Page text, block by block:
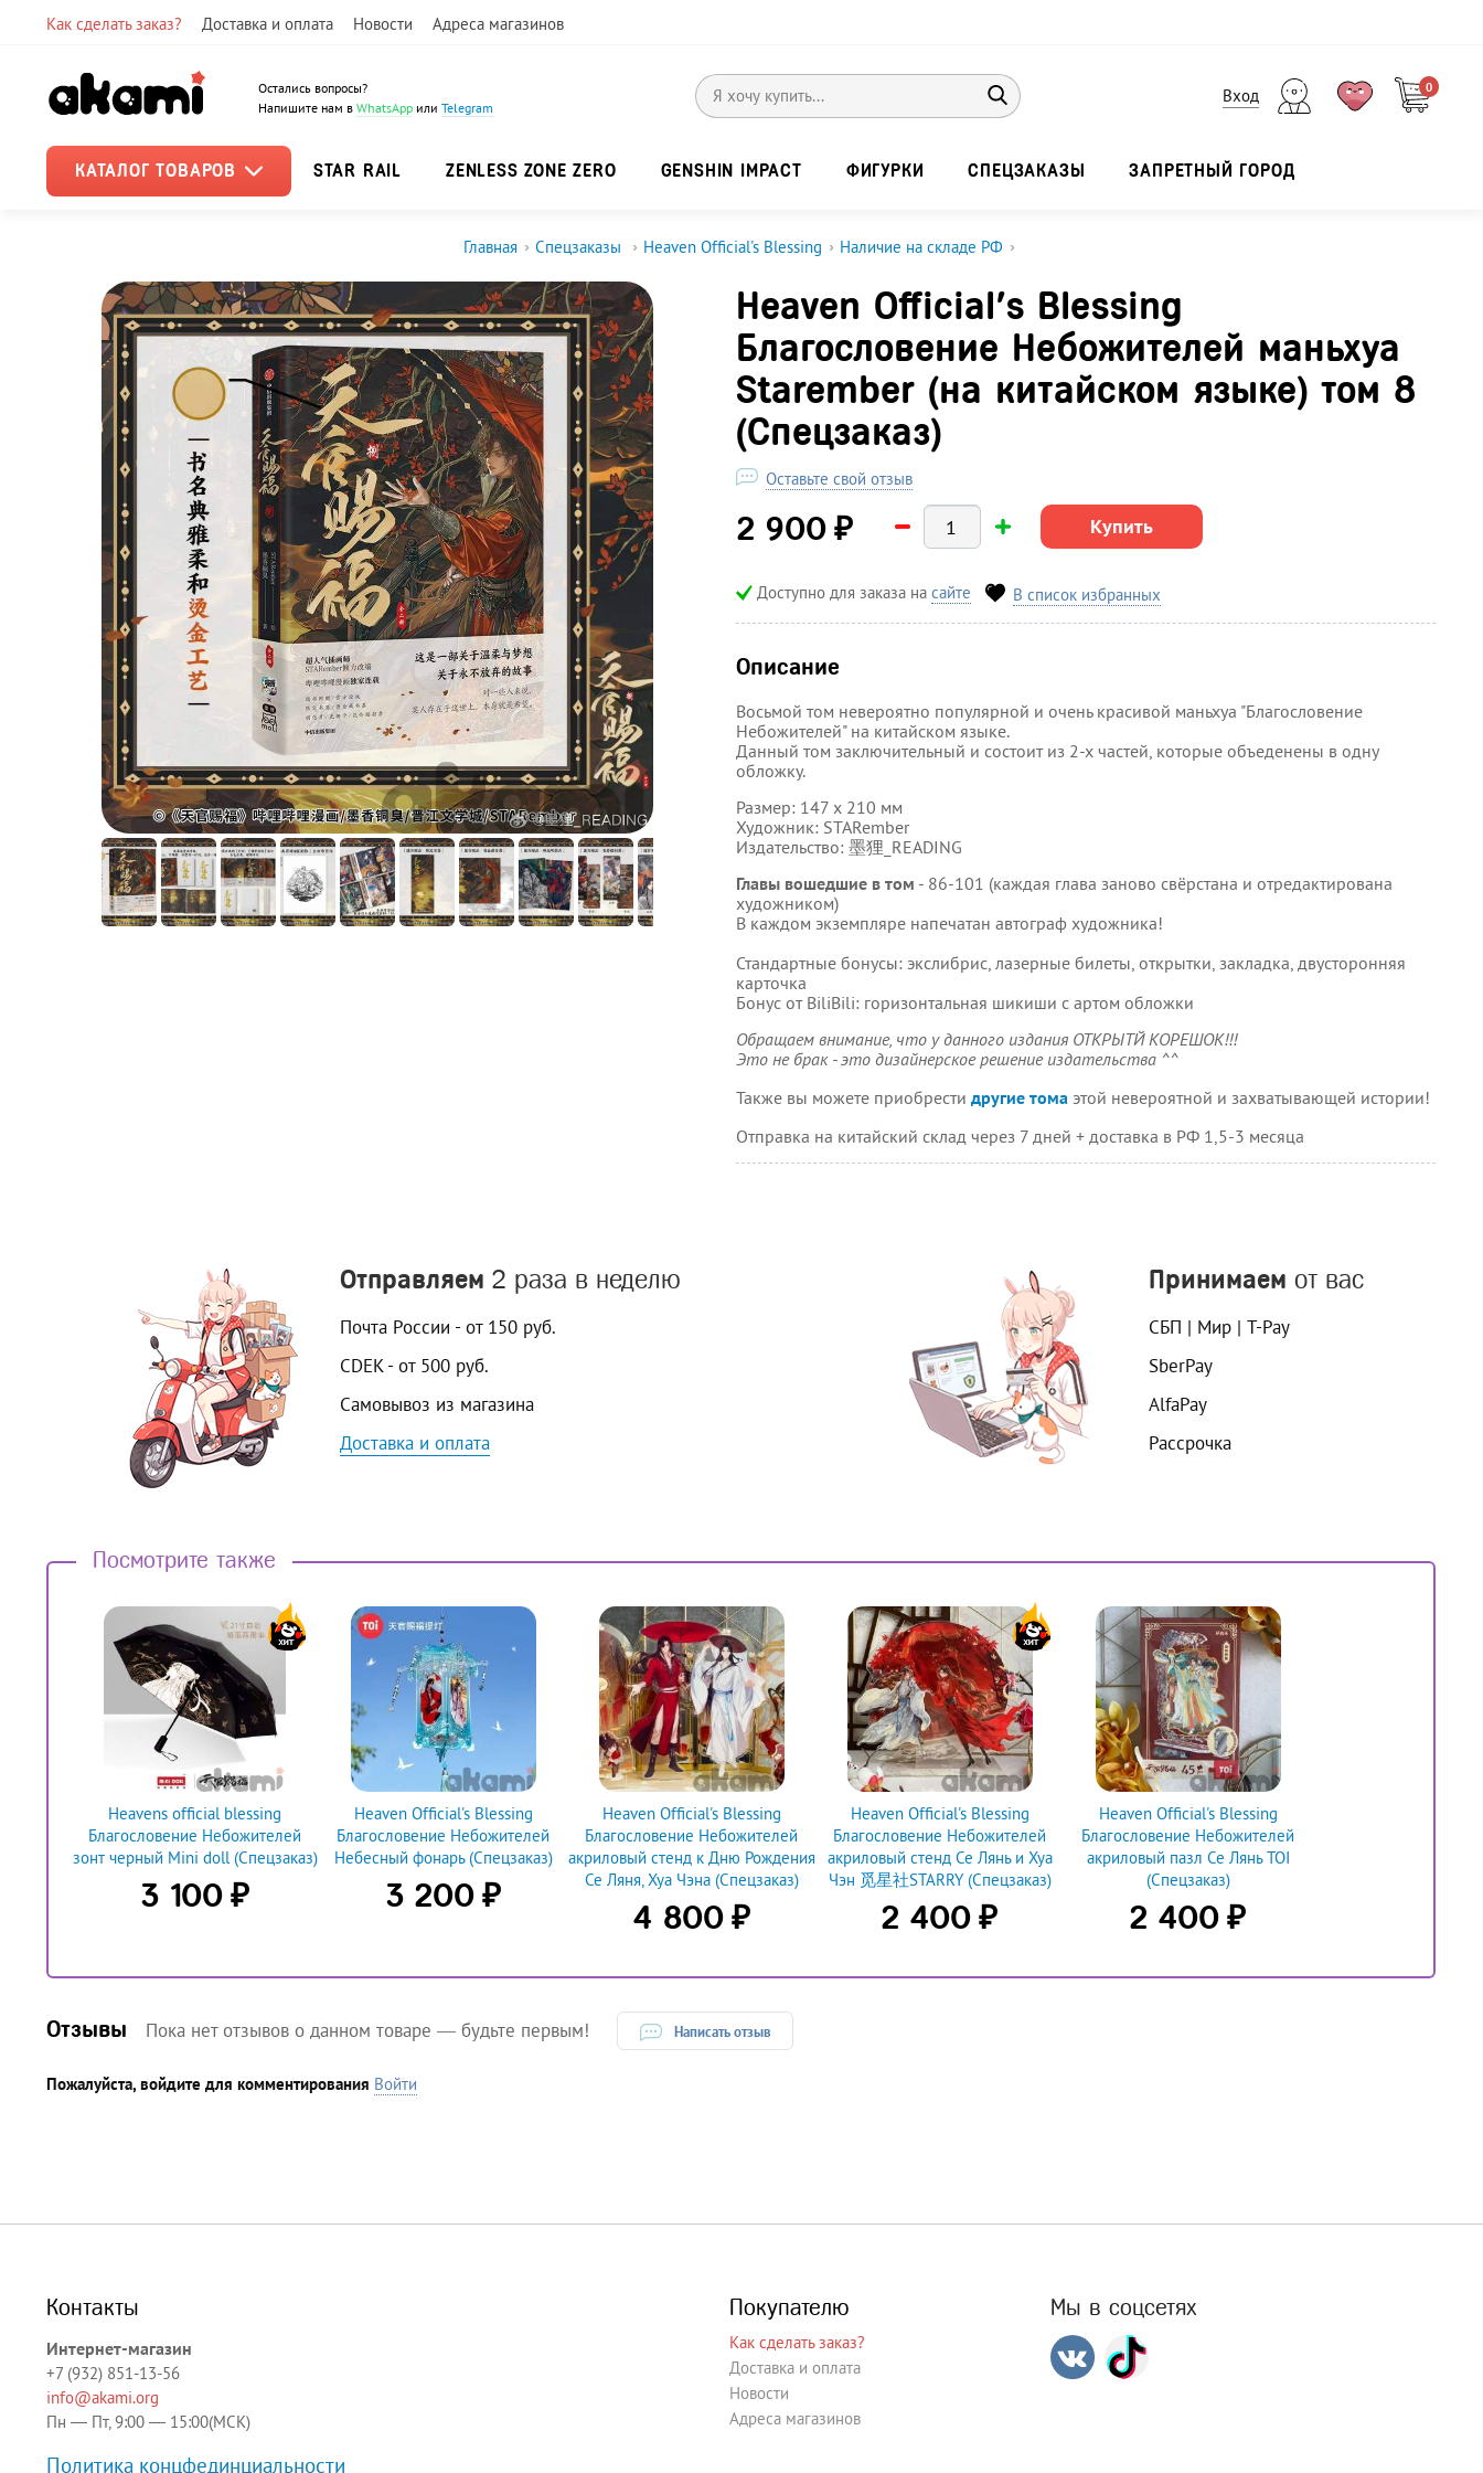
Как сделать заказ? Доставка и оплата Новости Адреса магазинов
Остались вопросы?
Напишите нам вWhatsApp илиTelegram
Вход 0
КАТАЛОГ ТОВАРОВ STAR RAIL ZENLESS ZONE ZERO GENSHIN IMPACT ФИГУРКИ СПЕЦЗАКАЗЫ ЗАПРЕТНЫЙ ГОРОД
Главная › Спецзаказы › Heaven Official's Blessing › Наличие на складе РФ ›
Heaven Official's Blessing
Благословение Небожителей маньхуа
Starember (на китайском языке) том 8
(Спецзаказ)
Оставьте свой отзыв
2 900 ₽ Купить
Доступно для заказа на сайте В список избранных
Описание
Восьмой том невероятно популярной и очень красивой маньхуа "Благословение
Небожителей" на китайском языке.
Данный том заключительный и состоит из 2-х частей, которые объеденены в одну
обложку.
Размер: 147 х 210 мм
Художник: STARember
Издательство: 墨狸_READING
Главы вошедшие в том - 86-101 (каждая глава заново свёрстана и отредактирована
художником)
В каждом экземпляре напечатан автограф художника!
Стандартные бонусы: экслибрис, лазерные билеты, открытки, закладка, двусторонняя
карточка
Бонус от BiliBili: горизонтальная шикиши с артом обложки
Обращаем внимание, что у данного издания ОТКРЫТЙ КОРЕШОК!!!
Это не брак - это дизайнерское решение издательства ^^
Также вы можете приобрести другие тома этой невероятной и захватывающей истории!
Отправка на китайский склад через 7 дней + доставка в РФ 1,5-3 месяца
Отправляем 2 раза в неделю
Почта России - от 150 руб.
CDEK - от 500 руб.
Самовывоз из магазина
Доставка и оплата
Принимаем от вас
СБП | Мир | T-Pay
SberPay
AlfaPay
Рассрочка
Посмотрите также
Heavens official blessing
Благословение Небожителей
зонт черный Mini doll (Спецзаказ)
3 100 ₽
Heaven Official's Blessing
Благословение Небожителей
Небесный фонарь (Спецзаказ)
3 200 ₽
Heaven Official's Blessing
Благословение Небожителей
акриловый стенд к Дню Рождения
Се Ляня, Хуа Чэна (Спецзаказ)
4 800 ₽
Heaven Official's Blessing
Благословение Небожителей
акриловый стенд Се Лянь и Хуа
Чэн 觅星社STARRY (Спецзаказ)
2 400 ₽
Heaven Official's Blessing
Благословение Небожителей
акриловый пазл Се Лянь TOI
(Спецзаказ)
2 400 ₽
Отзывы Пока нет отзывов о данном товаре — будьте первым! Написать отзыв
Пожалуйста, войдите для комментирования Войти
Контакты
Интернет-магазин
+7 (932) 851-13-56
info@akami.org
Пн — Пт, 9:00 — 15:00(МСК)
Политика концфединциальности
Покупателю
Как сделать заказ?
Доставка и оплата
Новости
Адреса магазинов
Мы в соцсетях